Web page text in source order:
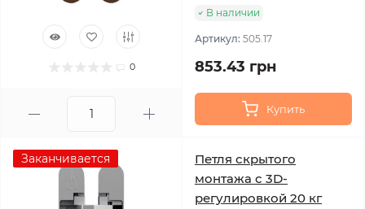
0
В наличии
Артикул: 505.17
853.43 грн
Купить
Заканчивается
Петля скрытого
монтажа с 3D-
регулировкой 20 кг